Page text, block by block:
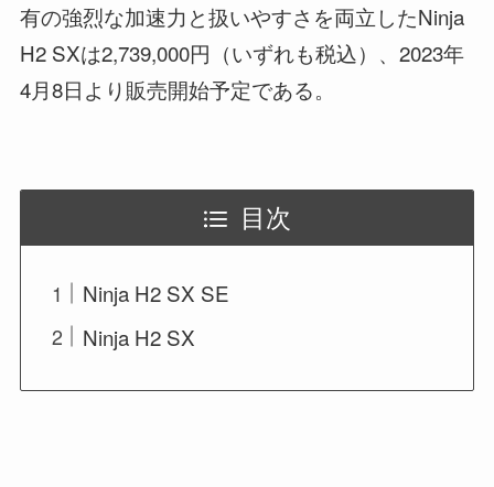
有の強烈な加速力と扱いやすさを両立したNinja
H2 SXは2,739,000円（いずれも税込）、2023年
4月8日より販売開始予定である。
目次
Ninja H2 SX SE
Ninja H2 SX